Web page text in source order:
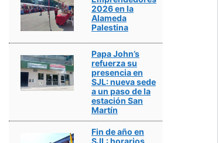
2026 en la
Alameda
Palestina
Papa John’s
refuerza su
presencia en
SJL: nueva sede
a un paso de la
estación San
Martín
Fin de año en